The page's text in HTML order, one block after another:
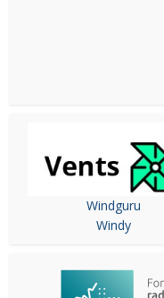
Windguru
Windy